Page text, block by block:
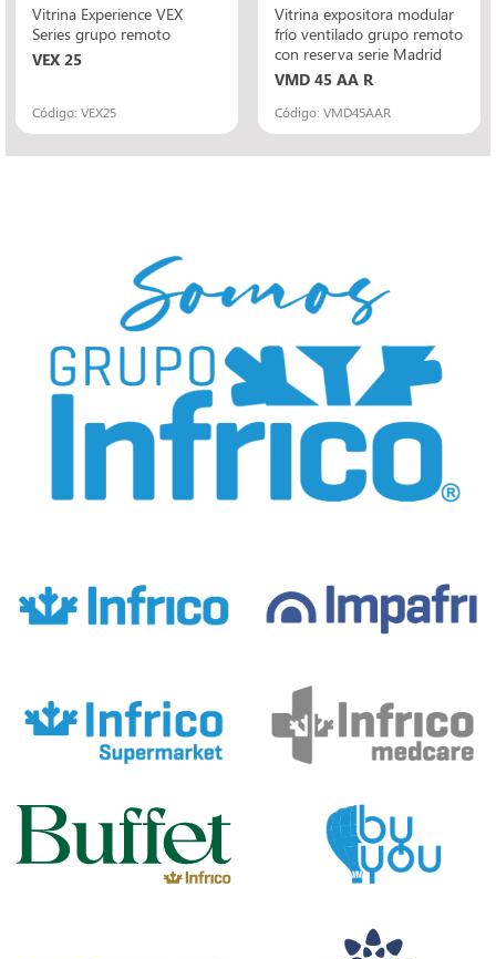
Vitrina Experience VEX
Series grupo remoto
VEX 25
Código: VEX25
Vitrina expositora modular
frío ventilado grupo remoto
con reserva serie Madrid
VMD 45 AA R
Código: VMD45AAR